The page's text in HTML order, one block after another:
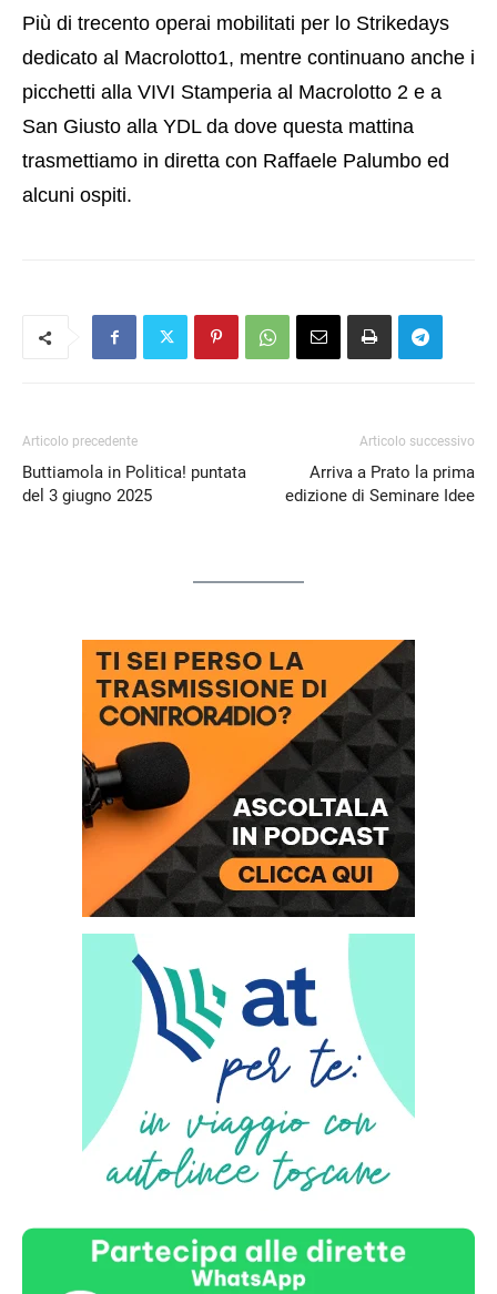
Più di trecento operai mobilitati per lo Strikedays
dedicato al Macrolotto1, mentre continuano anche i
picchetti alla VIVI Stamperia al Macrolotto 2 e a
San Giusto alla YDL da dove questa mattina
trasmettiamo in diretta con Raffaele Palumbo ed
alcuni ospiti.
Articolo precedente
Buttiamola in Politica! puntata
del 3 giugno 2025
Articolo successivo
Arriva a Prato la prima
edizione di Seminare Idee